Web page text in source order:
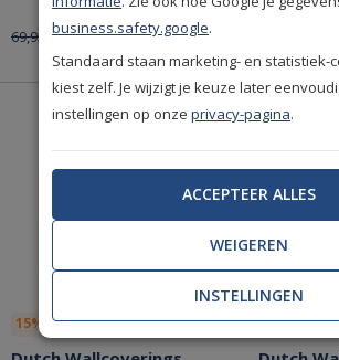
69,95 59,50per rol
15% korting 15%
business.safety.google.
Standaard staan marketing- en statistiek-
kiest zelf. Je wijzigt je keuze later
instellingen op onzeprivacy-pagina.
ACCEPTEER ALLES
WEIGEREN
INSTELLINGEN